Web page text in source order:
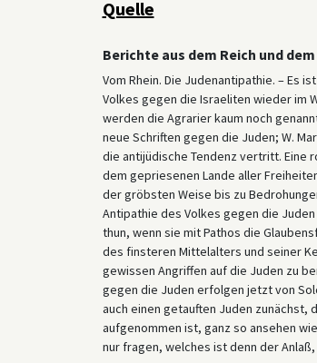
Quelle
Berichte aus dem Reich und
Vom Rhein. Die Judenantipathie. – Es
Volkes gegen die Israeliten wieder im
werden die Agrarier kaum noch
neue Schriften gegen die Juden; W.
die antijüdische Tendenz vertritt. Eine
dem gepriesenen Lande aller
der gröbsten Weise bis zu
Antipathie des Volkes gegen die
thun, wenn sie mit Pathos die
des finsteren Mittelalters und seiner
gewissen Angriffen auf die Juden zu
gegen die Juden erfolgen jetzt von
auch einen getauften Juden zunächst,
aufgenommen ist, ganz so ansehen
nur fragen, welches ist denn der